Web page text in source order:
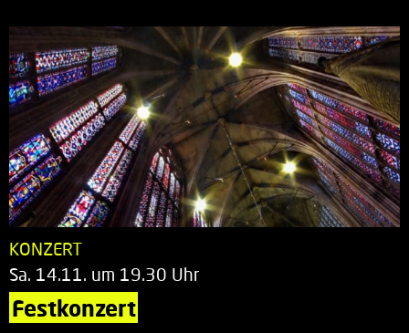
KONZERT
Sa. 14.11. um 19.30 Uhr
Festkonzert